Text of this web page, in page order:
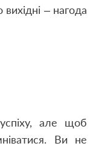
– нагода
але щоб
Ви не